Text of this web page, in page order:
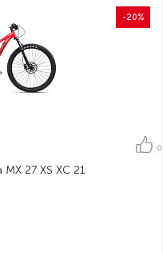
-20%
0
MX 27 XS XC 21